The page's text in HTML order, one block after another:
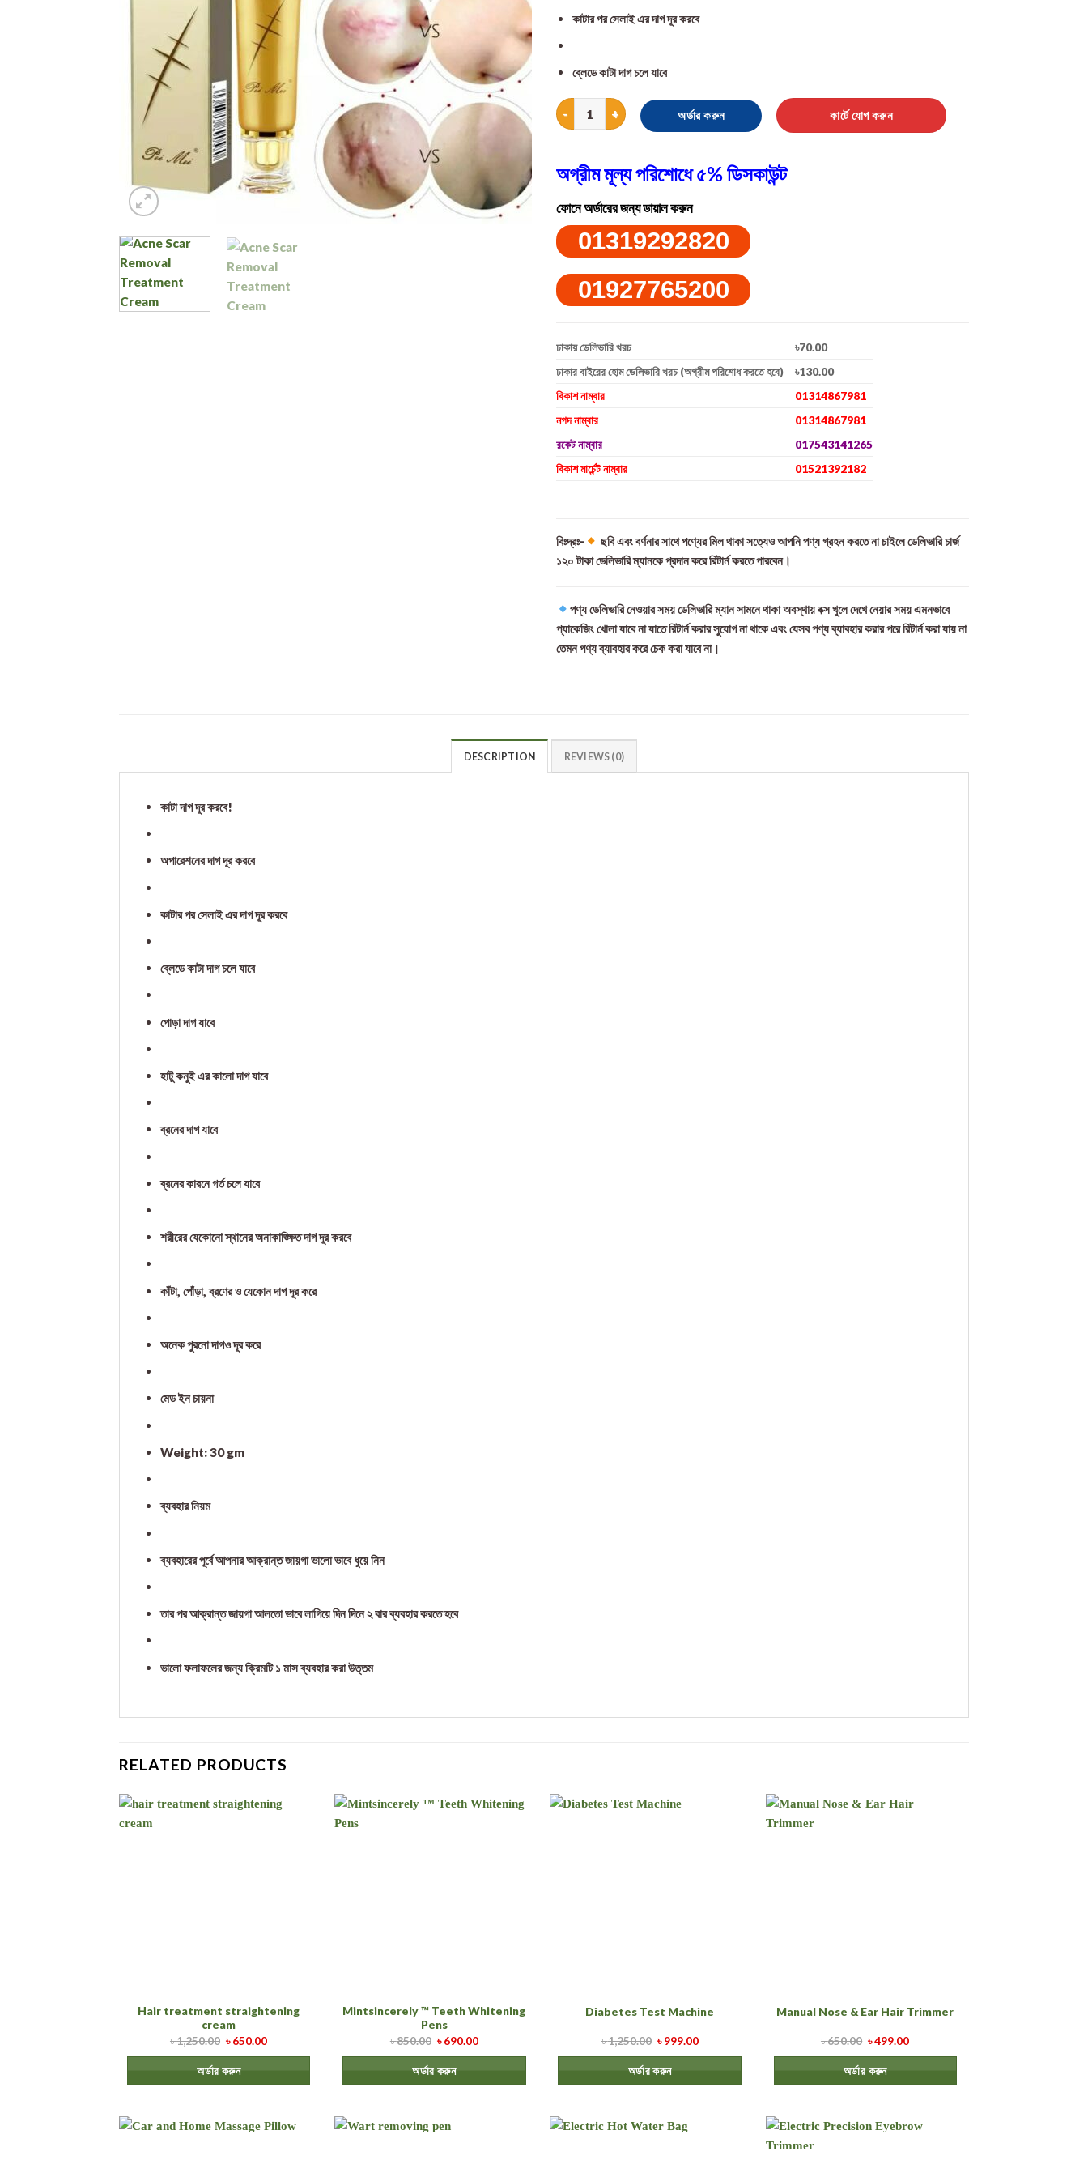
কাটার পর সেলাই এর দাগ দূর করবে
ব্লেডে কাটা দাগ চলে যাবে
Acne Scar Removal Treatment Cream quantity
অর্ডার করুন কার্টে যোগ করুন
অগ্রীম মূল্য পরিশোধে ৫% ডিসকাউন্ট
ফোনে অর্ডারের জন্য ডায়াল করুন
01319292820
01927765200
ঢাকায় ডেলিভারি খরচ
৳70.00
ঢাকার বাইরের হোম ডেলিভারি খরচ (অগ্রীম পরিশোধ করতে হবে)
৳130.00
বিকাশ নাম্বার
01314867981
নগদ নাম্বার
01314867981
রকেট নাম্বার
017543141265
বিকাশ মার্চেন্ট নাম্বার
01521392182
বিঃদ্রঃ-
ছবি এবং বর্ণনার সাথে পণ্যের মিল থাকা সত্যেও আপনি পণ্য গ্রহন করতে না চাইলে ডেলিভারি চার্জ
১২০ টাকা ডেলিভারি ম্যানকে প্রদান করে রিটার্ন করতে পারবেন।
পণ্য ডেলিভারি নেওয়ার সময় ডেলিভারি ম্যান সামনে থাকা অবস্থায় বক্স খুলে দেখে নেয়ার সময় এমনভাবে
প্যাকেজিং খোলা যাবে না যাতে রিটার্ন করার সুযোগ না থাকে এবং যেসব পণ্য ব্যাবহার করার পরে রিটার্ন করা যায় না
তেমন পণ্য ব্যাবহার করে চেক করা যাবে না।
DESCRIPTION REVIEWS (0)
কাটা দাগ দূর করবে!
অপারেশনের দাগ দূর করবে
কাটার পর সেলাই এর দাগ দূর করবে
ব্লেডে কাটা দাগ চলে যাবে
পোড়া দাগ যাবে
হাটু কনুই এর কালো দাগ যাবে
ব্রনের দাগ যাবে
ব্রনের কারনে গর্ত চলে যাবে
শরীরের যেকোনো স্থানের অনাকাঙ্ক্ষিত দাগ দূর করবে
কাঁটা, পোঁড়া, ব্রণের ও যেকোন দাগ দূর করে
অনেক পুরনো দাগও দূর করে
মেড ইন চায়না
Weight: 30 gm
ব্যবহার নিয়ম
ব্যবহারের পূর্বে আপনার আক্রান্ত জায়গা ভালো ভাবে ধুয়ে নিন
তার পর আক্রান্ত জায়গা আলতো ভাবে লাগিয়ে দিন দিনে ২ বার ব্যবহার করতে হবে
ভালো ফলাফলের জন্য ক্রিমটি ১ মাস ব্যবহার করা উত্তম
RELATED PRODUCTS
Hair treatment straightening
cream
৳1,250.00 ৳650.00
অর্ডার করুন
Mintsincerely ™ Teeth Whitening
Pens
৳850.00 ৳690.00
অর্ডার করুন
Diabetes Test Machine
৳1,250.00 ৳999.00
অর্ডার করুন
Manual Nose & Ear Hair Trimmer
৳650.00 ৳499.00
অর্ডার করুন